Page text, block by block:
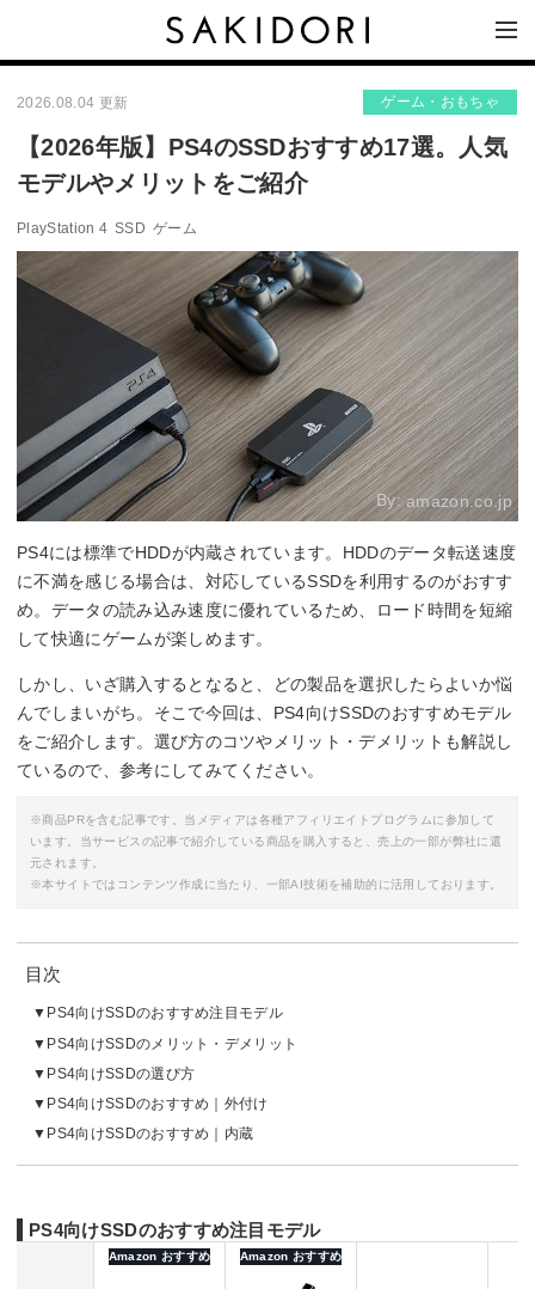
2026.08.04 更新 ゲーム・おもちゃ
【2026年版】PS4のSSDおすすめ17選。人気
モデルやメリットをご紹介
PlayStation 4 SSD ゲーム
By: amazon.co.jp
PS4には標準でHDDが内蔵されています。HDDのデータ転送速度
に不満を感じる場合は、対応しているSSDを利用するのがおすす
め。データの読み込み速度に優れているため、ロード時間を短縮
して快適にゲームが楽しめます。
しかし、いざ購入するとなると、どの製品を選択したらよいか悩
んでしまいがち。そこで今回は、PS4向けSSDのおすすめモデル
をご紹介します。選び方のコツやメリット・デメリットも解説し
ているので、参考にしてみてください。
※商品PRを含む記事です。当メディアは各種アフィリエイトプログラムに参加して
います。当サービスの記事で紹介している商品を購入すると、売上の一部が弊社に還
元されます。
※本サイトではコンテンツ作成に当たり、一部AI技術を補助的に活用しております。
目次
PS4向けSSDのおすすめ注目モデル
PS4向けSSDのメリット・デメリット
PS4向けSSDの選び方
PS4向けSSDのおすすめ｜外付け
PS4向けSSDのおすすめ｜内蔵
PS4向けSSDのおすすめ注目モデル
Amazon おすすめ Amazon おすすめ